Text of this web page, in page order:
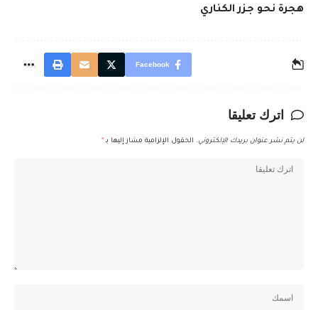
هجرة نحو جزر الكناري
Facebook
اترك تعليقا
لن يتم نشر عنوان بريدك الإلكتروني. الحقول الإلزامية مشار إليها بـ *